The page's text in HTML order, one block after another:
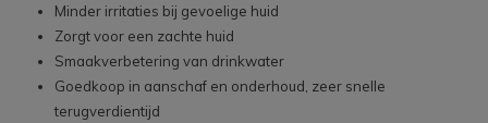
Minder irritaties bij gevoelige huid
Zorgt voor een zachte huid
Smaakverbetering van drinkwater
Goedkoop in aanschaf en onderhoud, zeer snelle
terugverdientijd